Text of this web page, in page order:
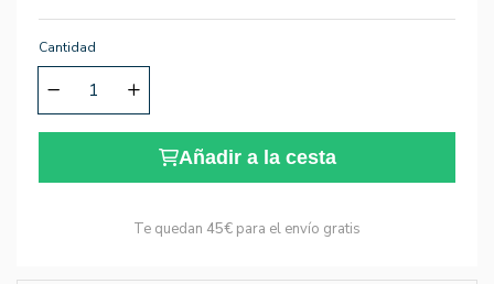
Cantidad
Añadir a la cesta
Te quedan 45€ para el envío gratis